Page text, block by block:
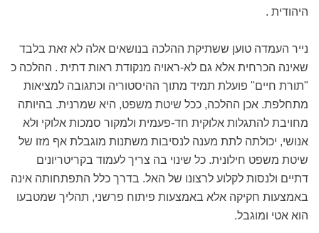
היהודית .
נייר העמדה טוען ששתיקת ההלכה בנושאים אלה לא זאת בלבד
שאינה הכרחית אלא גם לא-ראויה מנקודת ראות דתית . ההלכה כ
"תורת חיים" פועלת תמיד מתוך ההיסטוריה וכתגובה למציאות
מתחלפת. אכן ההלכה, ככל שיטת משפט, היא שמרנית. בהיותה
מחויבת להתגלות אלוקית חד-פעמית ולמקור סמכות אלוקי ולא
אנושי, יכולתה לתת מענה לנסיבות משתנות מוגבלת אף מזו של
שיטת משפט חילונית. כל שינוי בה צריך לעמוד בקריטריונים
דתיים ולנסות לקלוע לרצונו של האל. בדרך כלל התפתחותה אינה
באמצעות חקיקה אלא באמצעות פיתוח פרשני, תהליך שמטבעו
הוא אטי ומוגבל.